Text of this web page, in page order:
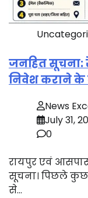
जनहित सूचना:
निवेश कराने के
News
July 31,
0
रायपुर एवं
सूचना। पिछले कुछ
से…